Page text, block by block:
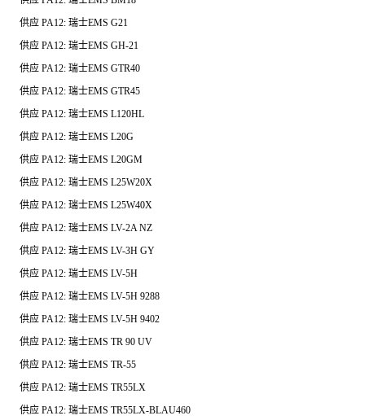
供应 PA12: 瑞士EMS G21
供应 PA12: 瑞士EMS GH-21
供应 PA12: 瑞士EMS GTR40
供应 PA12: 瑞士EMS GTR45
供应 PA12: 瑞士EMS L120HL
供应 PA12: 瑞士EMS L20G
供应 PA12: 瑞士EMS L20GM
供应 PA12: 瑞士EMS L25W20X
供应 PA12: 瑞士EMS L25W40X
供应 PA12: 瑞士EMS LV-2A NZ
供应 PA12: 瑞士EMS LV-3H GY
供应 PA12: 瑞士EMS LV-5H
供应 PA12: 瑞士EMS LV-5H 9288
供应 PA12: 瑞士EMS LV-5H 9402
供应 PA12: 瑞士EMS TR 90 UV
供应 PA12: 瑞士EMS TR-55
供应 PA12: 瑞士EMS TR55LX
供应 PA12: 瑞士EMS TR55LX-BLAU460